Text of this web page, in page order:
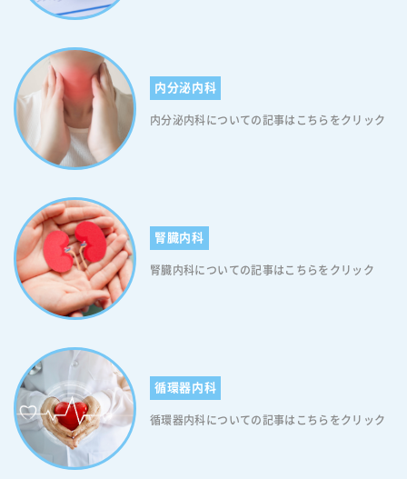
れるということです。 ＜血管性ED＞ 血管性EDとは、文字通り 血管系の
は陰茎海綿体や内陰部動脈の血管内皮機能障害が起こります。血管内皮
由来のNO（一酸化窒素）は勃起（ぼっき）をおこしたり、勃起を維持
したりするのに重要です(血管内皮障害があるとNO産生が低下します)。
NO産生の低下により、陰茎に血液を貯めること＝勃起ができなくなり
神経いずれか の異常により起こるEDです。重症の糖尿病になると、微
小な血管の障害から、自律神経障害が進み、副交感神経である海綿体神
D＞ 内分泌機能の低下で代表的なのは、男性ホルモンの一つであるテス
トステロンの低下です。精巣で主に作られるテストステロンには、男ら
しい体つきを作るほか、闘争心や意欲、そして性欲や勃起力、精子の産
生などの性機能を維持するための働きもあります。したがってテストス
テロンの低下は、勃起力を弱めるためEDにつながります。また性欲自体
を減退させるため、性行為の回数が減ることで、EDを更に進行させる悪
循環となることがあります。 糖尿病性EDの治療方法 糖尿病性EDには
の第一選択です(糖尿病治療薬やインスリンとシルデナフィルやシェアリ
ス等のED治療薬は併用することが可能です)。治療薬は即効性がありす
ぐに効果を実感していただけるため、糖尿病治療中の方もED治療薬を服
用する方が多いです。2020年以降、全てのED治療薬のジェネリック医
薬品が販売（処方）されるようになり、当院でもED治療薬が処方可能
で、患者さんに合わせたお薬を処方することができます。 糖尿病性ED
を改善するために 糖尿病が原因でEDを発症した場合、まずは糖尿病の
内分泌内科
内分泌内科についての記事はこちらをクリック
腎臓内科
腎臓内科についての記事はこちらをクリック
循環器内科
循環器内科についての記事はこちらをクリック